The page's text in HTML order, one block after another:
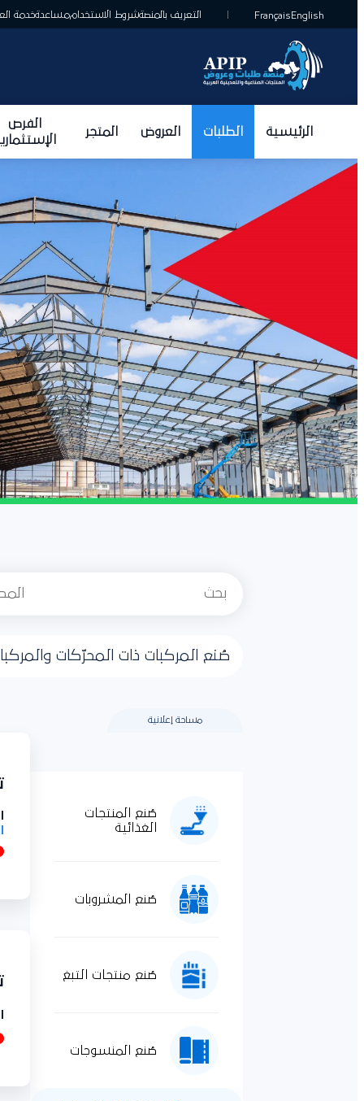
English
Français التعريف بالمنصةشروط الاستخداممساعدةخدمة
الرئيسية الطلبات العروض المتجر
الفرص
الإستثمارية
صُنع المركبات ذات المحرّكات
مساحة إعلانية
صُنع المنتجات
الغذائية
صُنع المشروبات
صُنع منتجات التبغ
صُنع المنسوجات